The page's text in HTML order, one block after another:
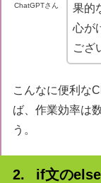
ChatGPTさん
果的
心が
ござ
こんなに便利な
ば、作業効率は
う。
if文の